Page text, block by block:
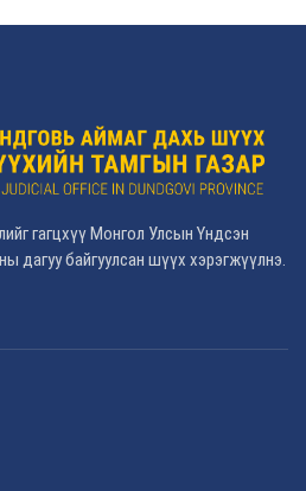
гагцхүү Монгол Улсын Үндсэн
дагуу байгуулсан шүүх хэрэгжүүлнэ.